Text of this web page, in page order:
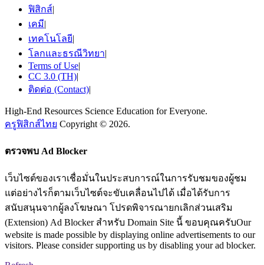
ฟิสิกส์|
เคมี|
เทคโนโลยี|
โลกและธรณีวิทยา|
Terms of Use|
CC 3.0 (TH)|
ติดต่อ (Contact)|
High-End Resources Science Education for Everyone.
ครูฟิสิกส์ไทย Copyright © 2026.
ตรวจพบ Ad Blocker
เว็บไซต์ของเราเชื่อมั่นในประสบการณ์ในการรับชมของผู้ชม
แต่อย่างไรก็ตามเว็บไซต์จะขับเคลื่อนไปได้ เมื่อได้รับการ
สนับสนุนจากผู้ลงโฆษณา โปรดพิจารณายกเลิกส่วนเสริม
(Extension) Ad Blocker สำหรับ Domain Site นี้ ขอบคุณครับOur
website is made possible by displaying online advertisements to our
visitors. Please consider supporting us by disabling your ad blocker.